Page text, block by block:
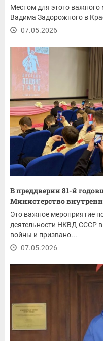
Местом для этого важного
Вадима Задорожного в
07.05.2026
В преддверии 81-й
Министерство
Это важное мероприятие
деятельности НКВД СССР
войны и призвано...
07.05.2026